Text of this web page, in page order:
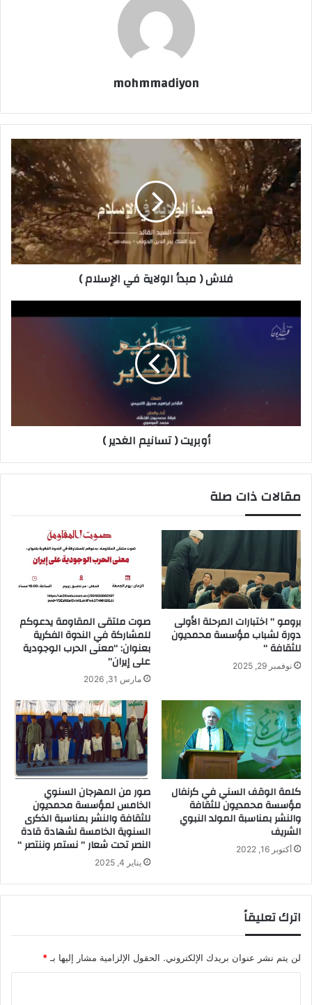
mohmmadiyon
فلاش ( مبدأ الولاية في الإسلام )
أوبريت ( تسانيم الغدير )
مقالات ذات صلة
برومو ” اختبارات المرحلة الأولى
دورة لشباب مؤسسة محمديون
للثقافة “
نوفمبر 29, 2025
صوت ملتقى المقاومة يدعوكم
للمشاركة في الندوة الفكرية
بعنوان: “معنى الحرب الوجودية
على إيران”
مارس 31, 2026
كلمة الوقف السني في كرنفال
مؤسسة محمديون للثقافة
والنشر بمناسبة المولد النبوي
الشريف
أكتوبر 16, 2022
صور من المهرجان السنوي
الخامس لمؤسسة محمديون
للثقافة والنشر بمناسبة الذكرى
السنوية الخامسة لشهادة قادة
النصر تحت شعار ” نستمر وننتصر “
يناير 4, 2025
اترك تعليقاً
لن يتم نشر عنوان بريدك الإلكتروني. الحقول الإلزامية مشار إليها بـ *